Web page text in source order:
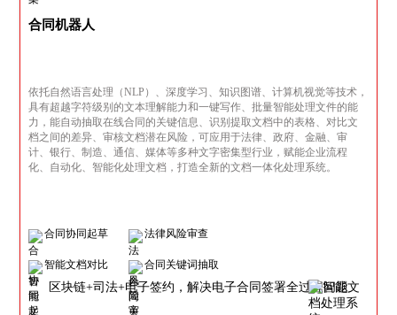
合同机器人
依托自然语言处理（NLP）、深度学习、知识图谱、计算机视觉等技术，
具有超越字符级别的文本理解能力和一键写作、批量智能处理文件的能
力，能自动抽取在线合同的关键信息、识别提取文档中的表格、对比文
档之间的差异、审核文档潜在风险，可应用于法律、政府、金融、审
计、银行、制造、通信、媒体等多种文字密集型行业，赋能企业流程
化、自动化、智能化处理文档，打造全新的文档一体化处理系统。
合同协同起草 法律风险审查
智能文档对比 合同关键词抽取
区块链+司法+电子签约，解决电子合同签署全过程问题